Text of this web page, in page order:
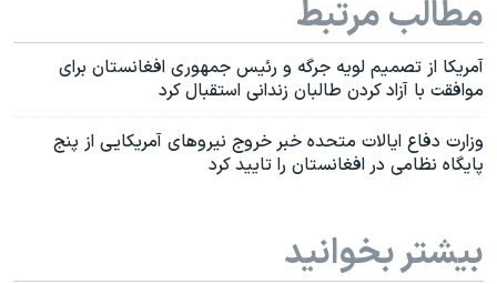
مطالب مرتبط
آمریکا از تصمیم لویه ‌جرگه و رئیس جمهوری افغانستان برای
موافقت با آزاد کردن طالبان زندانی استقبال کرد
وزارت دفاع ایالات متحده خبر خروج نیروهای آمریکایی از پنج
پایگاه نظامی در افغانستان را تایید کرد
بیشتر بخوانید